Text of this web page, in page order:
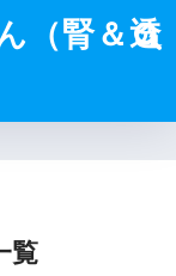
（腎＆透
覧